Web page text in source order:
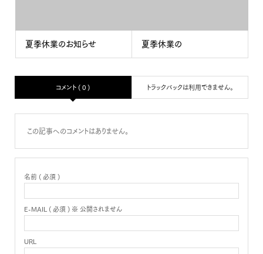
夏季休業のお知らせ 夏季休業の
コメント ( 0 ) トラックバックは利用できません。
この記事へのコメントはありません。
名前 ( 必須 )
E-MAIL ( 必須 ) ※ 公開されません
URL